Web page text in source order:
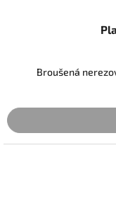
Broušená